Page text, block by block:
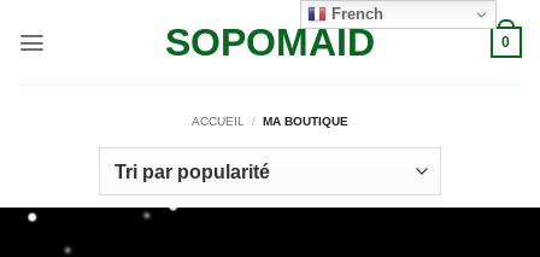
SOPOMAID 0
ACCUEIL / MA BOUTIQUE
French